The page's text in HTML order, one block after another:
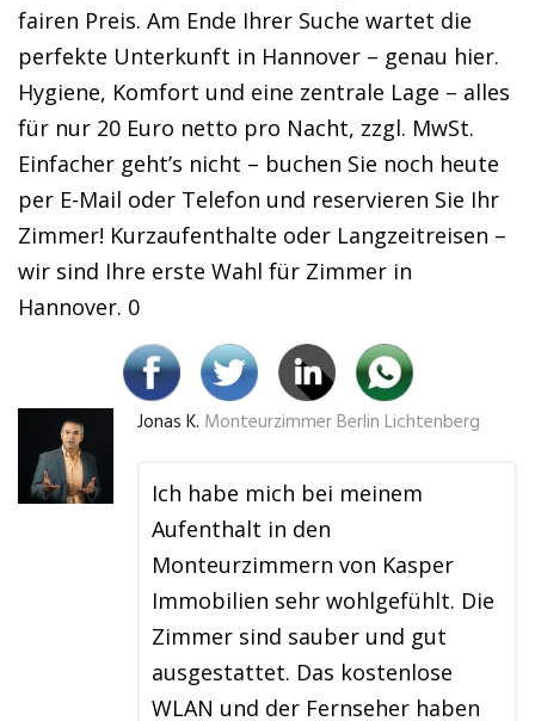
fairen Preis. Am Ende Ihrer Suche wartet die
perfekte Unterkunft in Hannover – genau hier.
Hygiene, Komfort und eine zentrale Lage – alles
für nur 20 Euro netto pro Nacht, zzgl. MwSt.
Einfacher geht’s nicht – buchen Sie noch heute
per E-Mail oder Telefon und reservieren Sie Ihr
Zimmer! Kurzaufenthalte oder Langzeitreisen –
wir sind Ihre erste Wahl für Zimmer in
Hannover. 0
Jonas K. Monteurzimmer Berlin Lichtenberg
Ich habe mich bei meinem
Aufenthalt in den
Monteurzimmern von Kasper
Immobilien sehr wohlgefühlt. Die
Zimmer sind sauber und gut
ausgestattet. Das kostenlose
WLAN und der Fernseher haben